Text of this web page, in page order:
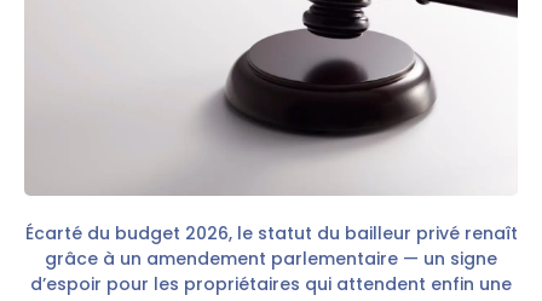
Écarté du budget 2026, le statut du bailleur privé renaît
grâce à un amendement parlementaire — un signe
d’espoir pour les propriétaires qui attendent enfin une